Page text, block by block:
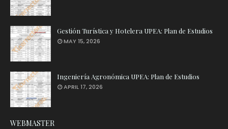
Gestión Turística y Hotelera UPEA: Plan de Estudios
MAY 15, 2026
Ingeniería Agronómica UPEA: Plan de Estudios
APRIL 17, 2026
WEBMASTER